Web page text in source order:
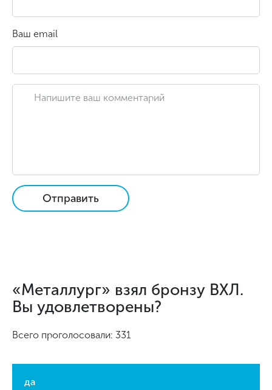
Ваш email
Отправить
«Металлург» взял бронзу ВХЛ.
Вы удовлетворены?
Всего проголосовали: 331
да